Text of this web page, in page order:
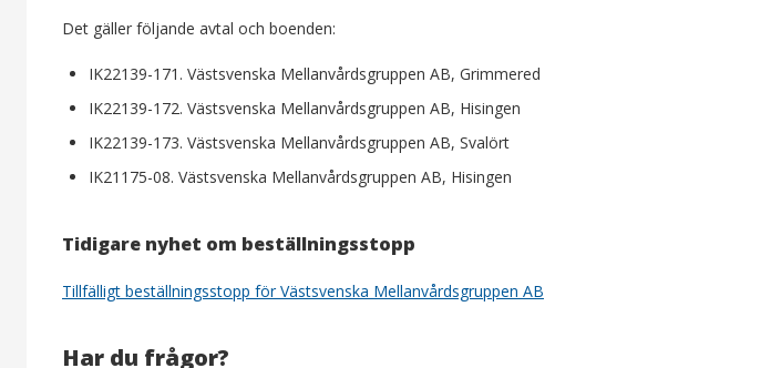
Det gäller följande avtal och boenden:
IK22139-171. Västsvenska Mellanvårdsgruppen AB, Grimmered
IK22139-172. Västsvenska Mellanvårdsgruppen AB, Hisingen
IK22139-173. Västsvenska Mellanvårdsgruppen AB, Svalört
IK21175-08. Västsvenska Mellanvårdsgruppen AB, Hisingen
Tidigare nyhet om beställningsstopp
Tillfälligt beställningsstopp för Västsvenska Mellanvårdsgruppen AB
Har du frågor?